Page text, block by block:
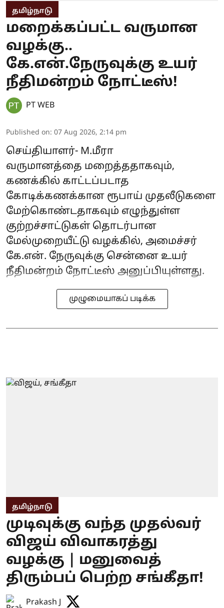
தமிழ்நாடு
மறைக்கப்பட்ட வருமான
வழக்கு..
கே.என்.நேருவுக்கு உயர்
நீதிமன்றம் நோட்டீஸ்!
PT WEB
Published on: 07 Aug 2026, 2:14 pm
செய்தியாளர்- M.மீரா
வருமானத்தை மறைத்ததாகவும்,
கணக்கில் காட்டப்படாத
கோடிக்கணக்கான ரூபாய் முதலீடுகளை
மேற்கொண்டதாகவும் எழுந்துள்ள
குற்றச்சாட்டுகள் தொடர்பான
மேல்முறையீட்டு வழக்கில், அமைச்சர்
கே.என். நேருவுக்கு சென்னை உயர்
நீதிமன்றம் நோட்டீஸ் அனுப்பியுள்ளது.
முழுமையாகப் படிக்க
தமிழ்நாடு
முடிவுக்கு வந்த முதல்வர்
விஜய் விவாகரத்து
வழக்கு | மனுவைத்
திரும்பப் பெற்ற சங்கீதா!
Prakash J